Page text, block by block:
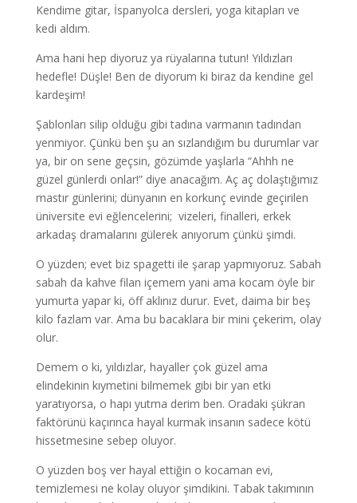
Kendime gitar, İspanyolca dersleri, yoga kitapları ve
kedi aldım.
Ama hani hep diyoruz ya rüyalarına tutun! Yıldızları
hedefle! Düşle! Ben de diyorum ki biraz da kendine gel
kardeşim!
Şablonları silip olduğu gibi tadına varmanın tadından
yenmiyor. Çünkü ben şu an sızlandığım bu durumlar var
ya, bir on sene geçsin, gözümde yaşlarla “Ahhh ne
güzel günlerdi onlar!” diye anacağım. Aç aç dolaştığımız
mastır günlerini; dünyanın en korkunç evinde geçirilen
üniversite evi eğlencelerini; vizeleri, finalleri, erkek
arkadaş dramalarını gülerek anıyorum çünkü şimdi.
O yüzden; evet biz spagetti ile şarap yapmıyoruz. Sabah
sabah da kahve filan içemem yani ama kocam öyle bir
yumurta yapar ki, öff aklınız durur. Evet, daima bir beş
kilo fazlam var. Ama bu bacaklara bir mini çekerim, olay
olur.
Demem o ki, yıldızlar, hayaller çok güzel ama
elindekinin kıymetini bilmemek gibi bir yan etki
yaratıyorsa, o hapı yutma derim ben. Oradaki şükran
faktörünü kaçırınca hayal kurmak insanın sadece kötü
hissetmesine sebep oluyor.
O yüzden boş ver hayal ettiğin o kocaman evi,
temizlemesi ne kolay oluyor şimdikini. Tabak takımının